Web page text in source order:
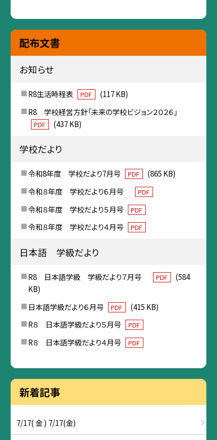
配布文書
お知らせ
R8生活時程表 PDF
(117 KB)
R8 学校経営方針「未来の学校ビジョン２０２６」
PDF (437 KB)
学校だより
令和8年度 学校だより7月号 PDF
(865 KB)
令和８年度 学校だより６月号
PDF
令和８年度 学校だより５月号 PDF
令和８年度 学校だより４月号 PDF
日本語 学級だより
R8 日本語学級 学級だより７月号 PDF
(584
KB)
日本語学級だより６月号
PDF
(415 KB)
R８ 日本語学級だより５月号
PDF
R８ 日本語学級だより４月号 PDF
新着記事
7/17( 金 ) 7/17(金)